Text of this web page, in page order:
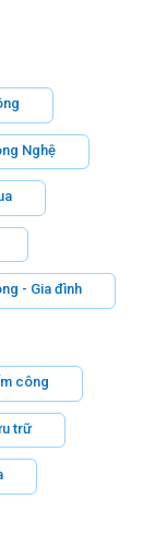
Nghệ
- Gia đình
công
trữ